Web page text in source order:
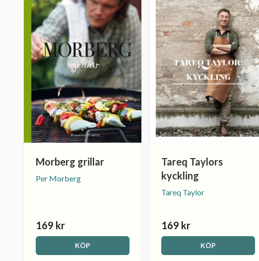
Morberg grillar
Per Morberg
169 kr
KÖP
Tareq Taylors
kyckling
Tareq Taylor
169 kr
KÖP